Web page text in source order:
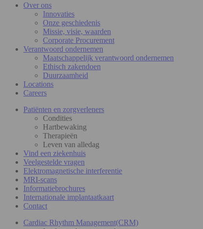
Over ons
Innovaties
Onze geschiedenis
Missie, visie, waarden
Corporate Procurement
Verantwoord ondernemen
Maatschappelijk verantwoord ondernemen
Ethisch zakendoen
Duurzaamheid
Locations
Careers
Patiënten en zorgverleners
Condities
Hartbewaking
Therapieën
Leven van alledag
Vind een ziekenhuis
Veelgestelde vragen
Elektromagnetische interferentie
MRI-scans
Informatiebrochures
Internationale implantaatkaart
Contact
Cardiac Rhythm Management(CRM)